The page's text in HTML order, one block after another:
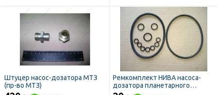
Штуцер насос-дозатора МТЗ
(пр-во МТЗ)
Ремкомплект НИВА насоса-
дозатора планетарного
ГА-36000А